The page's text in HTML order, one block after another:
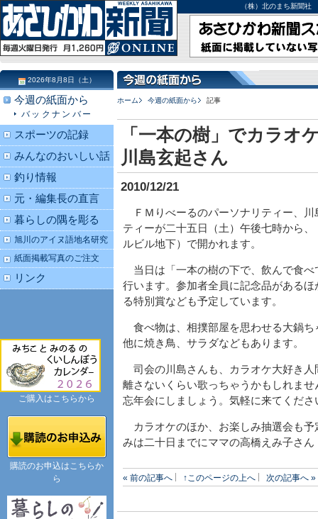
（株）北のまち新聞
ホーム 今週の紙面から 記事
「一本の樹」でカラ
川島玄起さん
2010/12/21
ＦＭりべーるのパーソナリティー、川
ティーが二十五日（土）午後七時から
ルビル地下）で開かれます。
当日は「一本の樹の下で、飲んで食べ
行います。参加者全員に記念品がある
る特別賞なども予定しています。
食べ物は、相撲部屋を思わせる大鍋ち
他に焼き鳥、サラダなどもあります。
司会の川島さんも、カラオケ大好き人
離さないくらい歌っちゃうかもしれま
忘年会にしましょう。気軽に来てくだ
カラオケのほか、お楽しみ抽選会も予
みは二十日までにママの高橋えみ子さ
« 前の記事へ ↑このページの上へ 次の記事へ »
2026年8月8日（土）
今週の紙面から
バックナンバー
スポーツの記録
みんなのおいしい話
釣り情報
元・編集長の直言
暮らしの隅を彫る
旭川のアイヌ語地名研究
紙面掲載写真のご注文
リンク
ご購入はこちらから
購読のお申込はこちらか
ら